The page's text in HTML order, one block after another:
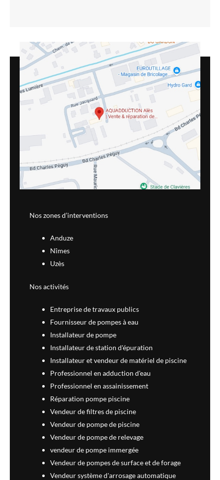
Nos zones d’interventions
Anduze
Nîmes
Uzès
Nos activités
Entreprise de travaux publics
Fournisseur de pompes à eau
Installateur de pompe
Installateur de station d'épuration
Installateur et vendeur de matériel de piscine
Professionnel en adduction d'eau
Professionnel en assainissement
Réparation pompe piscine
Vendeur de filtres de piscine
Vendeur de pompe de piscine
Vendeur de pompe de relevage
vendeur de pompe immergée
Vendeur de pompes de surface et de forage
Vendeur système d'arrosage automatique